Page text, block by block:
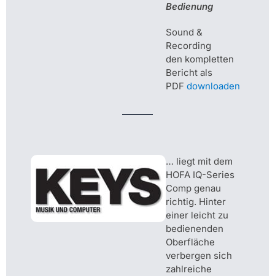
Bedienung
Sound &
Recording
den kompletten
Bericht als
PDF downloaden
… liegt mit dem
HOFA IQ-Series
Comp genau
richtig. Hinter
einer leicht zu
bedienenden
Oberfläche
verbergen sich
zahlreiche